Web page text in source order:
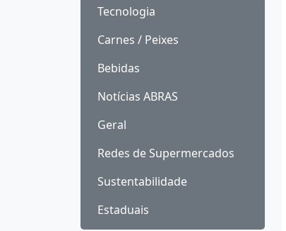
Tecnologia
Carnes / Peixes
Bebidas
Notícias ABRAS
Geral
Redes de Supermercados
Sustentabilidade
Estaduais